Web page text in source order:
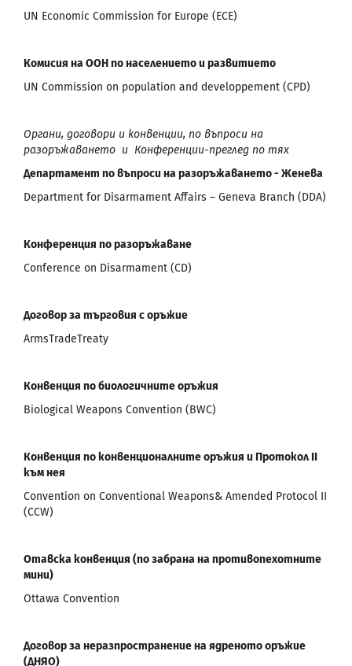
UN Economic Commission for Europe (ECE)
Комисия на ООН по населението и развитието
UN Commission on population and developреment (CPD)
Органи, договори и конвенции, по въпроси на
разоръжаването и Конференции-преглед по тях
Департамент по въпроси на разоръжаването - Женева
Department for Disarmament Affairs – Geneva Branch (DDA)
Конференция по разоръжаване
Conference on Disarmament (CD)
Договор за търговия с оръжие
ArmsTradeTreaty
Конвенция по биологичните оръжия
Biological Weapons Convention (BWC)
Конвенция по конвенционалните оръжия и Протокол ІІ
към нея
Convention on Conventional Weapons& Amended Protocol II
(CCW)
Отавска конвенция (по забрана на противопехотните
мини)
Ottawa Convention
Договор за неразпространение на ядреното оръжие
(ДНЯО)